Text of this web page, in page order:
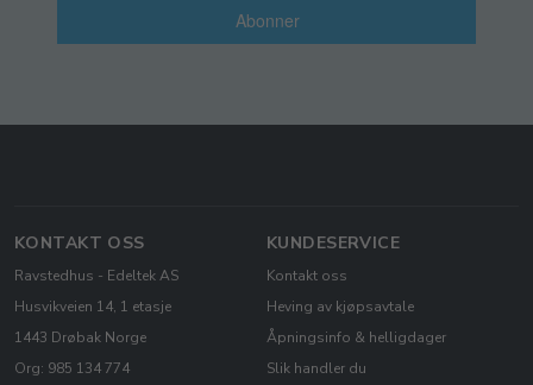
Abonner
KONTAKT OSS
Ravstedhus - Edeltek AS
Husvikveien 14, 1 etasje
1443 Drøbak Norge
Org: 985 134 774
KUNDESERVICE
Kontakt oss
Heving av kjøpsavtale
Åpningsinfo & helligdager
Slik handler du